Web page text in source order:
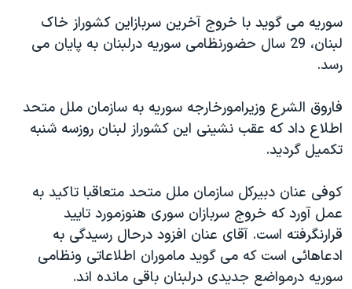
اصلی
جهش
به
جستجو
ورزشی
گزیده‌ها
ویژه برنامه‌ها
ویدیوها
فرهنگ و زندگی
حقوق شهروندی
اقتصادی
علم و فناوری
اسرائیل در جنگ
صفحه‌های ویژه
جام جهانی ۲۰۲۶
عملیات خشم حماسی
۲۵۰سالگی آمریکا
بایگانی برنامه‌های تلویزیونی
مستندها
انتخابات ریاست جمهوری آمریکا ۲۰۲۴
حمله جمهوری اسلامی به اسرائیل
رمز مهسا
ورزش زنان در ایران
فرکانس‌های صدای آمریکا
پخش رادیویی
یادگیری زبان انگلیسی
دنبال کنید
زبانهای مختلف
سوريه می گويد با خروج آخرين سربازاين کشوراز خاک
لبنان، 29 سال حضورنظامی سوريه درلبنان به پايان می
رسد.
فاروق الشرع وزيرامورخارجه سوريه به سازمان ملل متحد
اطلاع داد که عقب نشينی اين کشوراز لبنان روزسه شنبه
تکميل گرديد.
کوفی عنان دبيرکل سازمان ملل متحد متعاقبا تاکيد به
عمل آورد که خروج سربازان سوری هنوزمورد تاييد
قرارنگرفته است. آقای عنان افزود درحال رسيدگی به
ادعاهائی است که می گويد ماموران اطلاعاتی ونظامی
سوريه درمواضع جديدی درلبنان باقی مانده اند.